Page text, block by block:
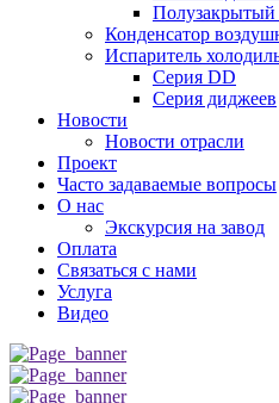
Полузакрытый
Конденсатор
Испаритель
Серия DD
Серия диджеев
Новости
Новости отрасли
Проект
Часто задаваемые вопросы
О нас
Экскурсия на завод
Оплата
Связаться с нами
Услуга
Видео